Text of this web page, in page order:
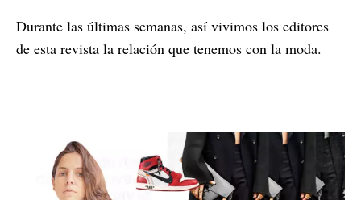
Durante las últimas semanas, así vivimos los editores
de esta revista la relación que tenemos con la moda.